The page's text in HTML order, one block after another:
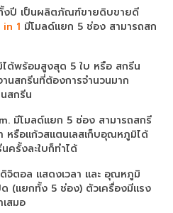
F2230
ทั้งปี เป็นผลิตภัณฑ์ขายดิบขายดี
in 1 มีโมลด์เเยก 5 ช่อง สามารถสก
ด้พร้อมสูงสุด 5 ใบ หรือ สกรีน
านสกรีนที่ต้องการจำนวนมาก
สกรีน
มีโมลด์เเยก 5 ช่อง สามารถสกรี
หรือแก้วสแตนเลสเก็บอุณหภูมิได้
รั้งละใบก็ทำได้
ตอล เเสดงเวลา เเละ อุณหภูมิ
(เเยกทั้ง 5 ช่อง) ตัวเครื่องมีเเรง
สมอ